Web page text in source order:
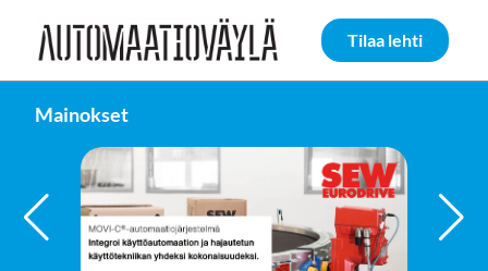
Siirry sivun sisältöön
Tilaa lehti
Mainokset
FAULHABER GROUP